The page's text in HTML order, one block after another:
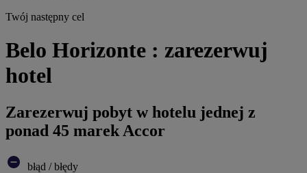
Twój następny cel
Belo Horizonte : zarezerwuj
hotel
Zarezerwuj pobyt w hotelu jednej z
ponad 45 marek Accor
błąd / błędy